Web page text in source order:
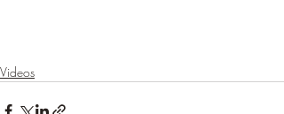
Videos